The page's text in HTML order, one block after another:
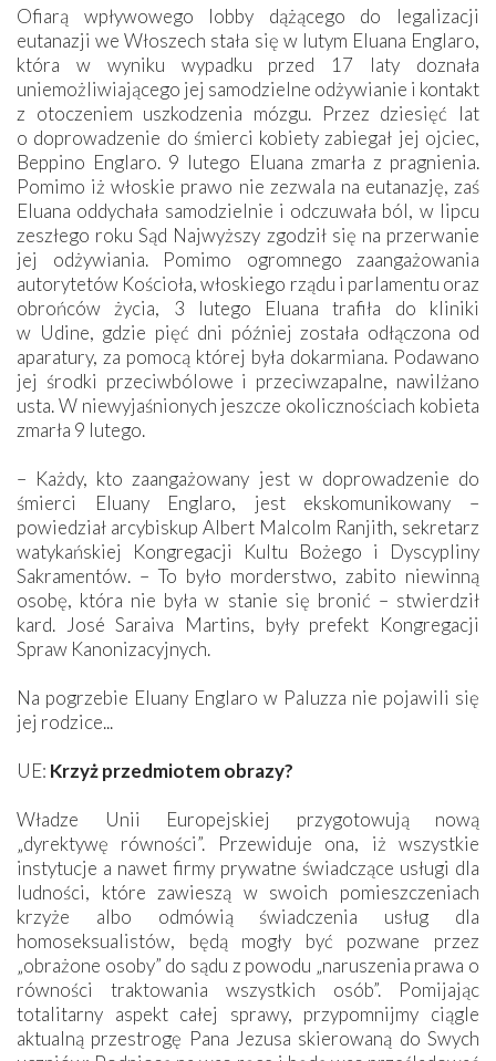
Ofiarą wpływowego lobby dążącego do legalizacji
eutanazji we Włoszech stała się w lutym Eluana Englaro,
która w wyniku wypadku przed 17 laty doznała
uniemożliwiającego jej samodzielne odżywianie i kontakt
z otoczeniem uszkodzenia mózgu. Przez dziesięć lat
o doprowadzenie do śmierci kobiety zabiegał jej ojciec,
Beppino Englaro. 9 lutego Eluana zmarła z pragnienia.
Pomimo iż włoskie prawo nie zezwala na eutanazję, zaś
Eluana oddychała samodzielnie i odczuwała ból, w lipcu
zeszłego roku Sąd Najwyższy zgodził się na przerwanie
jej odżywiania. Pomimo ogromnego zaangażowania
autorytetów Kościoła, włoskiego rządu i parlamentu oraz
obrońców życia, 3 lutego Eluana trafiła do kliniki
w Udine, gdzie pięć dni później została odłączona od
aparatury, za pomocą której była dokarmiana. Podawano
jej środki przeciwbólowe i przeciwzapalne, nawilżano
usta. W niewyjaśnionych jeszcze okolicznościach kobieta
zmarła 9 lutego.
– Każdy, kto zaangażowany jest w doprowadzenie do
śmierci Eluany Englaro, jest ekskomunikowany –
powiedział arcybiskup Albert Malcolm Ranjith, sekretarz
watykańskiej Kongregacji Kultu Bożego i Dyscypliny
Sakramentów. – To było morderstwo, zabito niewinną
osobę, która nie była w stanie się bronić – stwierdził
kard. José Saraiva Martins, były prefekt Kongregacji
Spraw Kanonizacyjnych.
Na pogrzebie Eluany Englaro w Paluzza nie pojawili się
jej rodzice...
UE: Krzyż przedmiotem obrazy?
Władze Unii Europejskiej przygotowują nową
„dyrektywę równości”. Przewiduje ona, iż wszystkie
instytucje a nawet firmy prywatne świadczące usługi dla
ludności, które zawieszą w swoich pomieszczeniach
krzyże albo odmówią świadczenia usług dla
homoseksualistów, będą mogły być pozwane przez
„obrażone osoby” do sądu z powodu „naruszenia prawa o
równości traktowania wszystkich osób”. Pomijając
totalitarny aspekt całej sprawy, przypomnijmy ciągle
aktualną przestrogę Pana Jezusa skierowaną do Swych